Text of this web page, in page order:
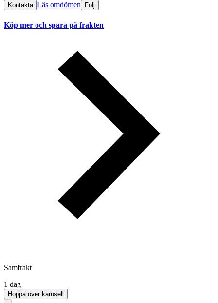
Kontakta Läs omdömen Följ
Köp mer och spara på frakten
Samfrakt
1 dag
Hoppa över karusell